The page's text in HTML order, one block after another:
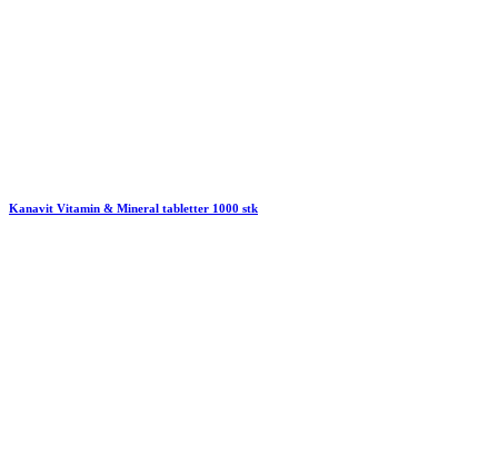
Kanavit Vitamin & Mineral tabletter 1000 stk